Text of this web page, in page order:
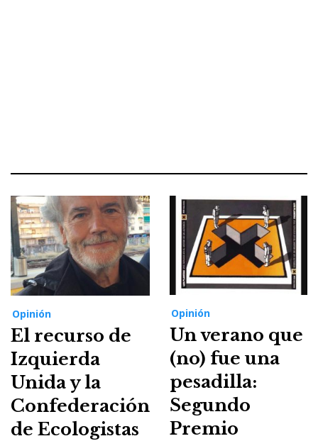
Opinión
El recurso de
Izquierda
Unida y la
Confederación
de Ecologistas
Opinión
Un verano que
(no) fue una
pesadilla:
Segundo
Premio